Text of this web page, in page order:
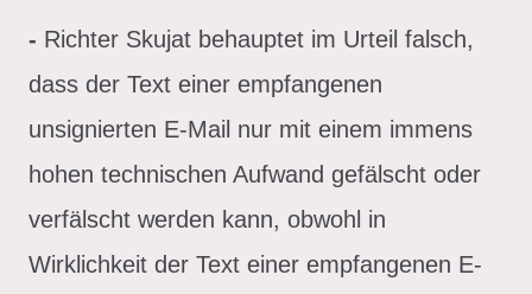
- Richter Skujat behauptet im Urteil falsch,
dass der Text einer empfangenen
unsignierten E-Mail nur mit einem immens
hohen technischen Aufwand gefälscht oder
verfälscht werden kann, obwohl in
Wirklichkeit der Text einer empfangenen E-